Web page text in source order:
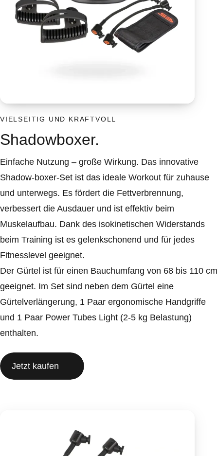
VIELSEITIG UND KRAFTVOLL
Shadowboxer.
Einfache Nutzung – große Wirkung. Das innovative
Shadow-boxer-Set ist das ideale Workout für zuhause
und unterwegs. Es fördert die Fettverbrennung,
verbessert die Ausdauer und ist effektiv beim
Muskelaufbau. Dank des isokinetischen Widerstands
beim Training ist es gelenkschonend und für jedes
Fitnesslevel geeignet.
Der Gürtel ist für einen Bauchumfang von 68 bis 110 cm
geeignet. Im Set sind neben dem Gürtel eine
Gürtelverlängerung, 1 Paar ergonomische Handgriffe
und 1 Paar Power Tubes Light (2-5 kg Belastung)
enthalten.
Jetzt kaufen